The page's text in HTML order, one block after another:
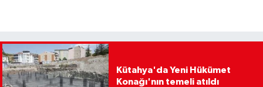
Kütahya'da Yeni Hükümet
Konağı'nın temeli atıldı